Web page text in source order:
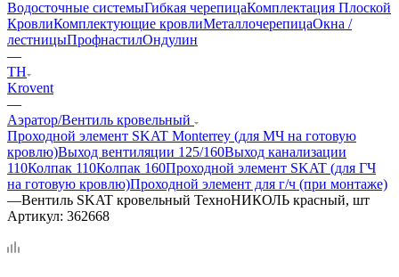
Водосточные системыГибкая черепицаКомплектация Плоской
КровлиКомплектующие кровлиМеталлочерепицаОкна /
лестницыПрофнастилОндулин
—
ТН
Krovent
—
Аэратор/Вентиль кровельный
Проходной элемент SKAT Monterrey (для МЧ на готовую
кровлю)Выход вентиляции 125/160Выход канализации
110Колпак 110Колпак 160Проходной элемент SKAT (для ГЧ
на готовую кровлю)Проходной элемент для г/ч (при монтаже)
—Вентиль SKAT кровельный ТехноНИКОЛЬ красный, шт
Артикул: 362668